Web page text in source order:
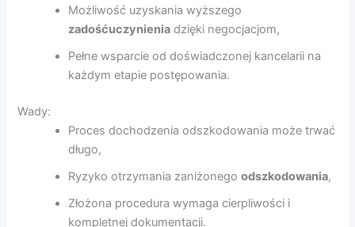
Możliwość uzyskania wyższego
zadośćuczynienia dzięki negocjacjom,
Pełne wsparcie od doświadczonej kancelarii na
każdym etapie postępowania.
Wady:
Proces dochodzenia odszkodowania może trwać
długo,
Ryzyko otrzymania zaniżonegoodszkodowania,
Złożona procedura wymaga cierpliwości i
kompletnej dokumentacji.